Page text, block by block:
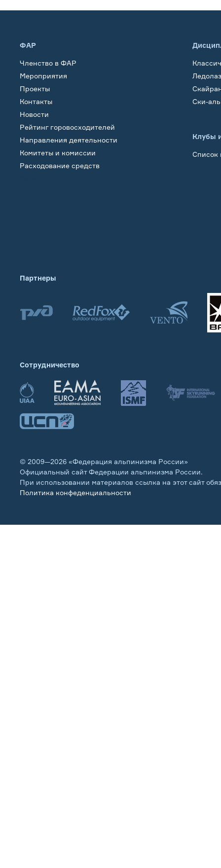
ФАР
Членство в ФАР
Мероприятия
Проекты
Контакты
Новости
Рейтинг горовосходителей
Направления деятельности
Комитеты и комиссии
Расходование средств
Ски-
Клубы
Список
Партнеры
Сотрудничество
© 2009—2026 «Федерация альпинизма России»
Официальный сайт Федерации альпинизма России.
При использовании материалов ссылка на этот сайт
Политика конфеденциальности